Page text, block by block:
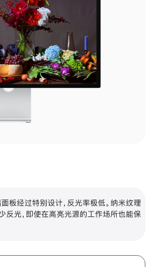
板经过特别设计，反光率极低。纳米纹理
反光，即使在高亮光源的工作场所也能保